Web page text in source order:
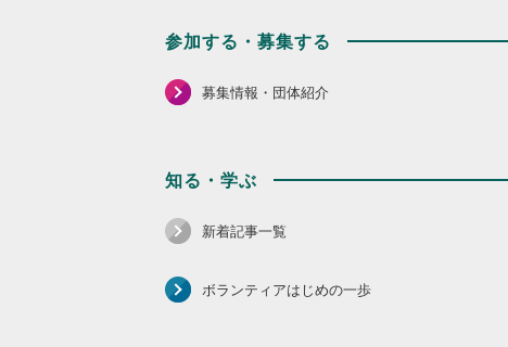
参加する・募集する
募集情報・団体紹介
知る・学ぶ
新着記事一覧
ボランティアはじめの一歩